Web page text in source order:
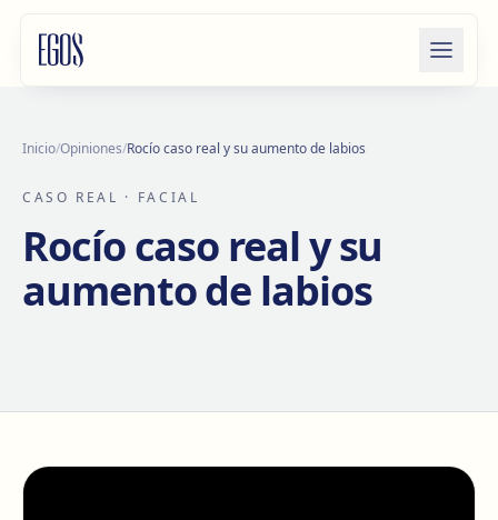
Inicio/Opiniones/Rocío caso real y su aumento de labios
CASO REAL · FACIAL
Rocío caso real y su
aumento de labios